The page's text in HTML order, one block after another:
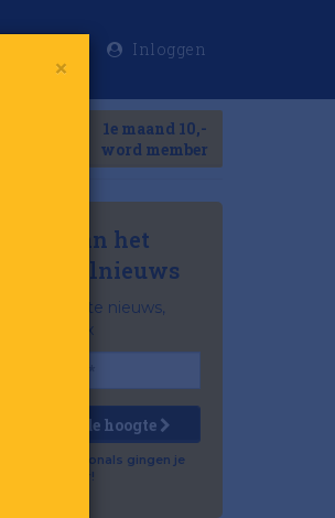
Inloggen
1e maand 10,-
word member
niets van het
retailnieuws
belangrijkste nieuws,
in je inbox
mij op de hoogte
professionals gingen je
voor!
×